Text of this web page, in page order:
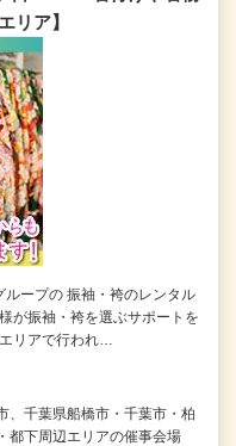
リア】
ループの 振袖・袴のレンタル
が振袖・袴を選ぶサポートを
リアで行われ…
、千葉県船橋市・千葉市・柏
都下周辺エリアの催事会場